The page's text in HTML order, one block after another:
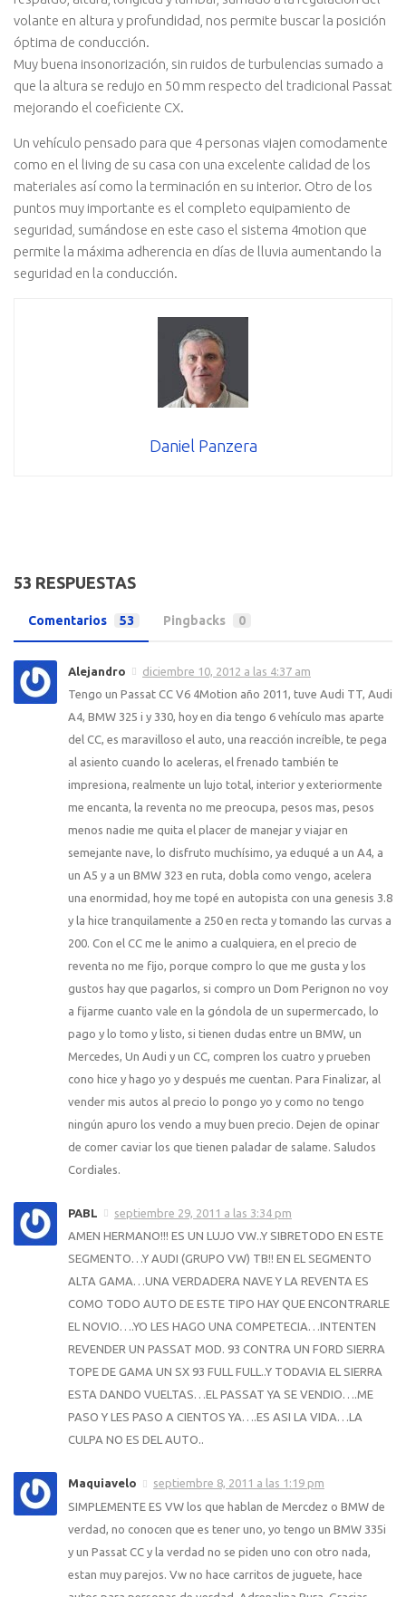
volante en altura y profundidad, nos permite buscar la posición
óptima de conducción.
Muy buena insonorización, sin ruidos de turbulencias sumado a
que la altura se redujo en 50 mm respecto del tradicional Passat
mejorando el coeficiente CX.
Un vehí­culo pensado para que 4 personas viajen comodamente
como en el living de su casa con una excelente calidad de los
materiales así­ como la terminación en su interior. Otro de los
puntos muy importante es el completo equipamiento de
seguridad, sumándose en este caso el sistema 4motion que
permite la máxima adherencia en dí­as de lluvia aumentando la
seguridad en la conducción.
Daniel Panzera
53 RESPUESTAS
Comentarios 53 Pingbacks 0
Alejandro
diciembre 10, 2012 a las 4:37 am
Tengo un Passat CC V6 4Motion año 2011, tuve Audi TT, Audi
A4, BMW 325 i y 330, hoy en dia tengo 6 vehículo mas aparte
del CC, es maravilloso el auto, una reacción increíble, te pega
al asiento cuando lo aceleras, el frenado también te
impresiona, realmente un lujo total, interior y exteriormente
me encanta, la reventa no me preocupa, pesos mas, pesos
menos nadie me quita el placer de manejar y viajar en
semejante nave, lo disfruto muchísimo, ya eduqué a un A4, a
un A5 y a un BMW 323 en ruta, dobla como vengo, acelera
una enormidad, hoy me topé en autopista con una genesis 3.8
y la hice tranquilamente a 250 en recta y tomando las curvas a
200. Con el CC me le animo a cualquiera, en el precio de
reventa no me fijo, porque compro lo que me gusta y los
gustos hay que pagarlos, si compro un Dom Perignon no voy
a fijarme cuanto vale en la góndola de un supermercado, lo
pago y lo tomo y listo, si tienen dudas entre un BMW, un
Mercedes, Un Audi y un CC, compren los cuatro y prueben
cono hice y hago yo y después me cuentan. Para Finalizar, al
vender mis autos al precio lo pongo yo y como no tengo
ningún apuro los vendo a muy buen precio. Dejen de opinar
de comer caviar los que tienen paladar de salame. Saludos
Cordiales.
PABL
septiembre 29, 2011 a las 3:34 pm
AMEN HERMANO!!! ES UN LUJO VW..Y SIBRETODO EN ESTE
SEGMENTO…Y AUDI (GRUPO VW) TB!! EN EL SEGMENTO
ALTA GAMA…UNA VERDADERA NAVE Y LA REVENTA ES
COMO TODO AUTO DE ESTE TIPO HAY QUE ENCONTRARLE
EL NOVIO….YO LES HAGO UNA COMPETECIA…INTENTEN
REVENDER UN PASSAT MOD. 93 CONTRA UN FORD SIERRA
TOPE DE GAMA UN SX 93 FULL FULL..Y TODAVIA EL SIERRA
ESTA DANDO VUELTAS…EL PASSAT YA SE VENDIO….ME
PASO Y LES PASO A CIENTOS YA….ES ASI LA VIDA…LA
CULPA NO ES DEL AUTO..
Maquiavelo
septiembre 8, 2011 a las 1:19 pm
SIMPLEMENTE ES VW los que hablan de Mercdez o BMW de
verdad, no conocen que es tener uno, yo tengo un BMW 335i
y un Passat CC y la verdad no se piden uno con otro nada,
estan muy parejos. Vw no hace carritos de juguete, hace